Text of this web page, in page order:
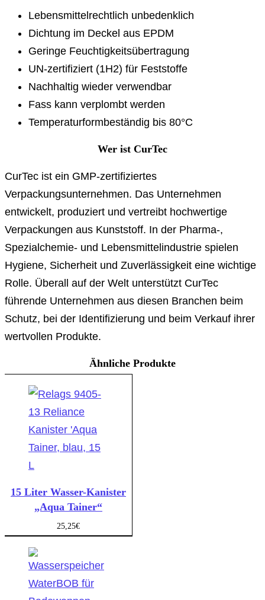
Lebensmittelrechtlich unbedenklich
Dichtung im Deckel aus EPDM
Geringe Feuchtigkeitsübertragung
UN-zertifiziert (1H2) für Feststoffe
Nachhaltig wieder verwendbar
Fass kann verplombt werden
Temperaturformbeständig bis 80°C
Wer ist CurTec
CurTec ist ein GMP-zertifiziertes
Verpackungsunternehmen. Das Unternehmen
entwickelt, produziert und vertreibt hochwertige
Verpackungen aus Kunststoff. In der Pharma-,
Spezialchemie- und Lebensmittelindustrie spielen
Hygiene, Sicherheit und Zuverlässigkeit eine wichtige
Rolle. Überall auf der Welt unterstützt CurTec
führende Unternehmen aus diesen Branchen beim
Schutz, bei der Identifizierung und beim Verkauf ihrer
wertvollen Produkte.
Ähnliche Produkte
15 Liter Wasser-Kanister
„Aqua Tainer“
25,25€